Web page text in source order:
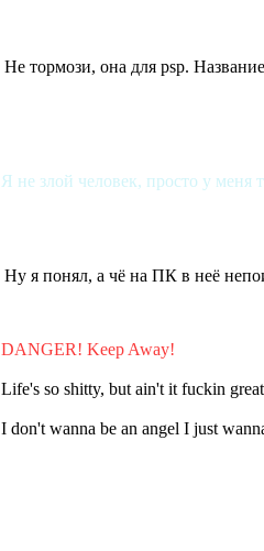
Не тормози, она для psp.
Я не злой человек, просто у меня
Ну я понял, а чё на ПК в неё
DANGER! Keep Away!
Life's so shitty, but ain't it fuckin
I don't wanna be an angel I just